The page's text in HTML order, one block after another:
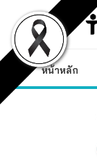
content
หน้าหลัก